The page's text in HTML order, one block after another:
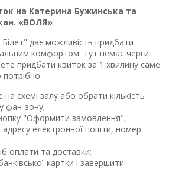
на Катерина Бужинська та
«ВОЛЯ»
Білет" дає можливість придбати
комфортом. Тут немає черги
придбати квиток за 1 хвилину саме
схемі залу або обрати кількість
фан-зону;
"Оформити замовлення";
адресу електронної пошти, номер
оплати та доставки;
картки і завершити